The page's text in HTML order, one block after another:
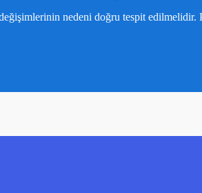
nedeni doğru tespit